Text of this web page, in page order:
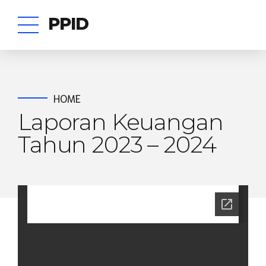
PPID
HOME
Laporan Keuangan
Tahun 2023 – 2024